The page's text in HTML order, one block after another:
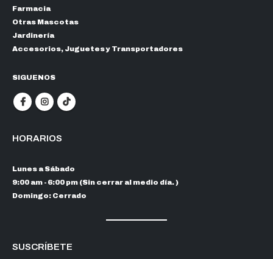
Farmacia
Otras Mascotas
Jardinería
Accesorios, Juguetes y Transportadores
SIGUENOS
HORARIOS
Lunes a Sábado
9:00 am - 6:00 pm (Sin cerrar al medio día. )
Domingo: Cerrado
SUSCRÍBETE